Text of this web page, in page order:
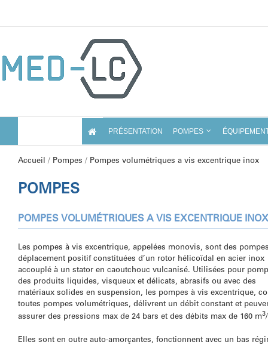
content
PRÉSENTATION POMPES
Accueil / Pompes / Pompes volumétriques a vis excentrique inox
POMPES
POMPES VOLUMÉTRIQUES A VIS EXCENTRIQUE INOX
Les pompes à vis excentrique, appelées monovis, sont des
déplacement positif constituées d’un rotor hélicoïdal en acier inox
accouplé à un stator en caoutchouc vulcanisé. Utilisées pour
des produits liquides, visqueux et délicats, abrasifs ou avec des
matériaux solides en suspension, les pompes à vis excentrique,
toutes pompes volumétriques, délivrent un débit constant et
assurer des pressions max de 24 bars et des débits max de 160 m3
Elles sont en outre auto-amorçantes, fonctionnent avec un bas